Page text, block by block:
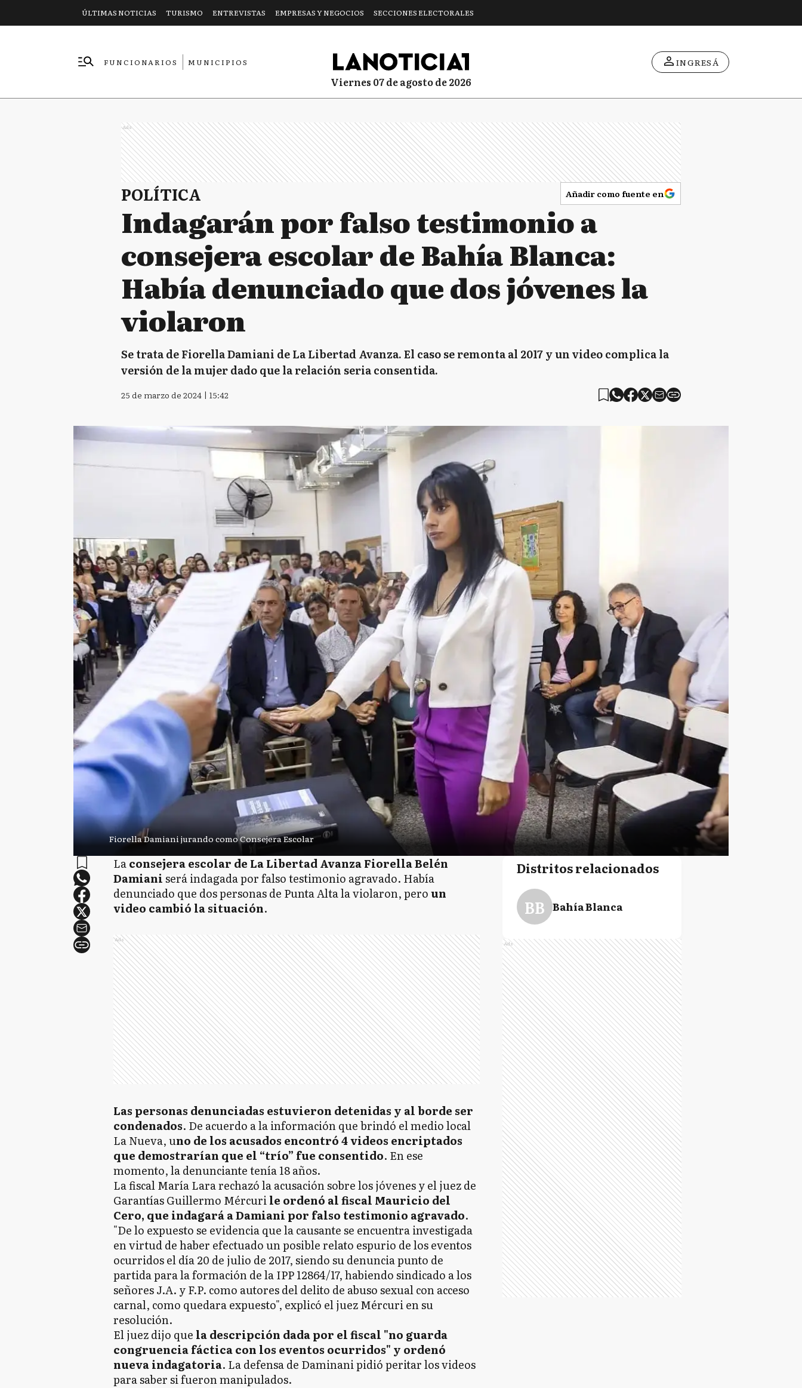
ÚLTIMAS NOTICIAS TURISMO ENTREVISTAS EMPRESAS Y NEGOCIOS SECCIONES ELECTORALES
FUNCIONARIOS
MUNICIPIOS
viernes 07 de agosto de 2026
INGRESÁ
Ads
POLÍTICA Añadir como fuente en
Indagarán por falso testimonio a
consejera escolar de Bahía Blanca:
Había denunciado que dos jóvenes la
violaron
Se trata de Fiorella Damiani de La Libertad Avanza. El caso se remonta al 2017 y un video complica la
versión de la mujer dado que la relación seria consentida.
25 de marzo de 2024 | 15:42
Fiorella Damiani jurando como Consejera Escolar
Laconsejera escolar de La Libertad Avanza Fiorella Belén
Damianiserá indagada por falso testimonio agravado. Había
denunciado que dos personas de Punta Alta la violaron, peroun
video cambió la situación.
Ads
Las personas denunciadas estuvieron detenidas y al borde ser
condenados. De acuerdo a la información que brindó el medio local
La Nueva, uno de los acusados encontró 4 videos encriptados
que demostrarían que el “trío” fue consentido. En ese
momento, la denunciante tenía 18 años.
La fiscal María Lara rechazó la acusación sobre los jóvenes y el juez de
Garantías Guillermo Mércurile ordenó al fiscal Mauricio del
Cero, que indagará a Damiani por falso testimonio agravado.
"De lo expuesto se evidencia que la causante se encuentra investigada
en virtud de haber efectuado un posible relato espurio de los eventos
ocurridos el día 20 de julio de 2017, siendo su denuncia punto de
partida para la formación de la IPP 12864/17, habiendo sindicado a los
señores J.A. y F.P. como autores del delito de abuso sexual con acceso
carnal, como quedara expuesto", explicó el juez Mércuri en su
resolución.
El juez dijo que la descripción dada por el fiscal "no guarda
congruencia fáctica con los eventos ocurridos" y ordenó
nueva indagatoria. La defensa de Daminani pidió peritar los videos
para saber si fueron manipulados.
Distritos relacionados
BB Bahía Blanca
Ads